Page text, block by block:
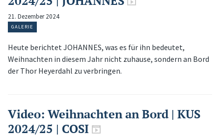
21. Dezember 2024
GALERIE
Heute berichtet JOHANNES, was es für ihn bedeutet,
Weihnachten in diesem Jahr nicht zuhause, sondern an Bord
der Thor Heyerdahl zu verbringen.
Video: Weihnachten an Bord | KUS
2024/25 | COSI